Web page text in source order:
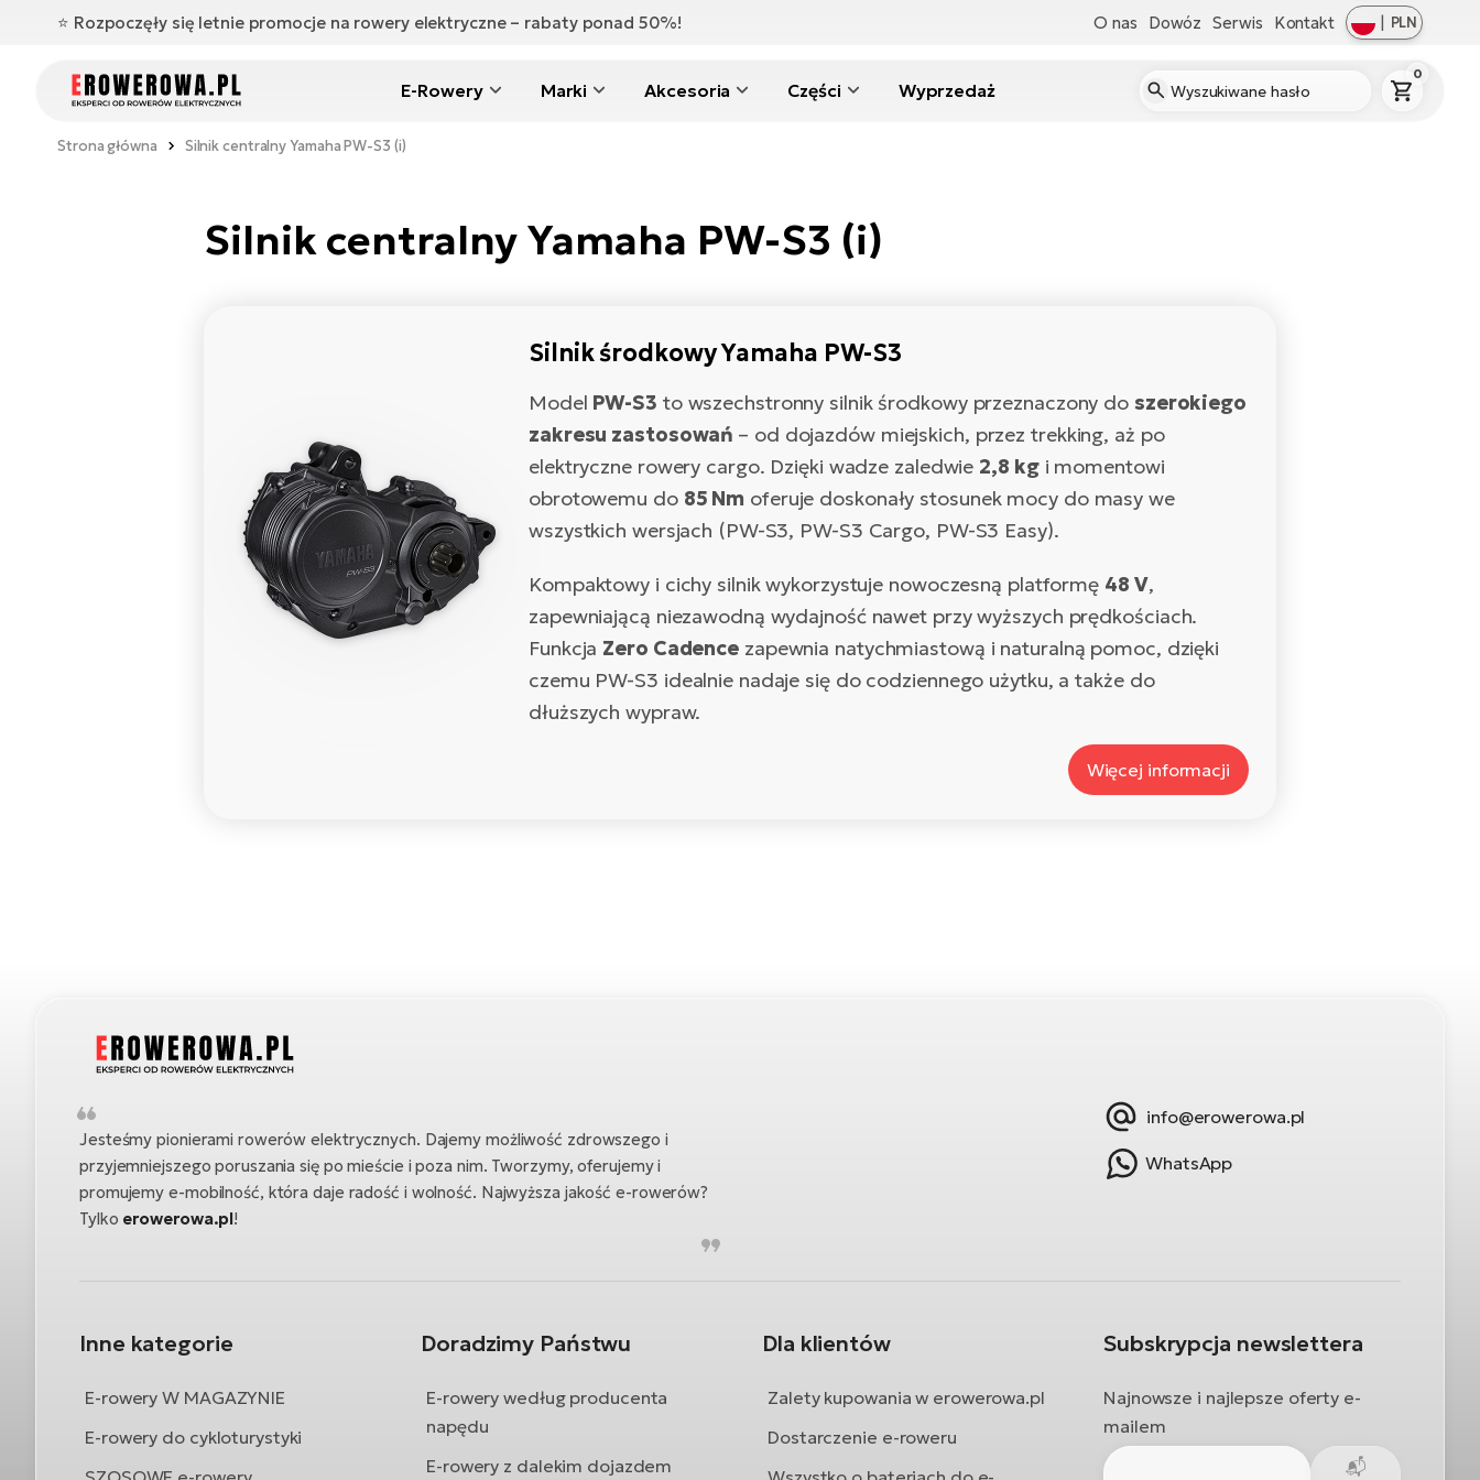
⭐️ Rozpoczęły się letnie promocje na rowery elektryczne – rabaty ponad 50%! O nas Dowóz Serwis Kontakt | PLN
E-Rowery Marki Akcesoria Części Wyprzedaż
0
Strona główna Silnik centralny Yamaha PW-S3 (i)
Silnik centralny Yamaha PW-S3 (i)
Silnik środkowy Yamaha PW-S3
Model PW-S3 to wszechstronny silnik środkowy przeznaczony do szerokiego
zakresu zastosowań – od dojazdów miejskich, przez trekking, aż po
elektryczne rowery cargo. Dzięki wadze zaledwie 2,8 kgi momentowi
obrotowemu do 85 Nm oferuje doskonały stosunek mocy do masy we
wszystkich wersjach (PW-S3, PW-S3 Cargo, PW-S3 Easy).
Kompaktowy i cichy silnik wykorzystuje nowoczesną platformę 48 V,
zapewniającą niezawodną wydajność nawet przy wyższych prędkościach.
Funkcja Zero Cadence zapewnia natychmiastową i naturalną pomoc, dzięki
czemu PW-S3 idealnie nadaje się do codziennego użytku, a także do
dłuższych wypraw.
Więcej informacji
Jesteśmy pionierami rowerów elektrycznych. Dajemy możliwość zdrowszego i
przyjemniejszego poruszania się po mieście i poza nim. Tworzymy, oferujemy i
promujemy e-mobilność, która daje radość i wolność. Najwyższa jakość e-rowerów?
Tylko erowerowa.pl!
info@erowerowa.pl
WhatsApp
Inne kategorie
E-rowery W MAGAZYNIE
E-rowery do cykloturystyki
Doradzimy Państwu
E-rowery według producenta
napędu
E-rowery z dalekim dojazdem
Dla klientów
Zalety kupowania w erowerowa.pl
Dostarczenie e-roweru
Subskrypcja newslettera
Najnowsze i najlepsze oferty e-
mailem